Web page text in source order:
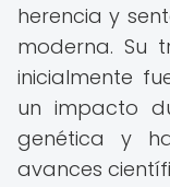
herencia y
moderna. Su
inicialmente
un impacto
genética y
avances